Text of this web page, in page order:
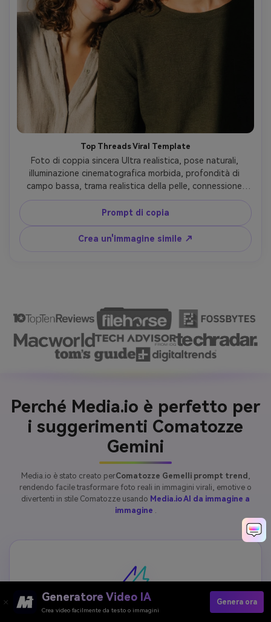
Top Threads Viral Template
Foto di coppia sincera Ultra realistica, pose naturali,
illuminazione cinematografica morbida, profondità di
campo bassa, trama realistica della pelle, connessione
emotiva intima, Instagram e fili estetici virali, look
fotografico professionale, Comatozze gemelli prompt
stile
Prompt di copia
Crea un'immagine simile ↗
Perché Media.io è perfetto per
i suggerimenti Comatozze
Gemini
Media.io è stato creato perComatozze Gemelli prompt trend ,
rendendo facile trasformare foto reali in immagini virali, emotive o
divertenti in stile Comatozze usando Media.io AI da immagine a
immagine .
Generatore Video IA
Crea video facilmente da testo o immagini
Genera ora